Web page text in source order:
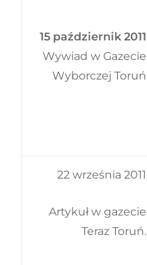
15 październik 2011
Wywiad w Gazecie
Wyborczej Toruń
22 września 2011
Artykuł w gazecie
Teraz Toruń.